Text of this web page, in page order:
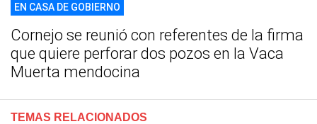
EN CASA DE GOBIERNO
Cornejo se reunió con referentes de la firma
que quiere perforar dos pozos en la Vaca
Muerta mendocina
TEMAS RELACIONADOS